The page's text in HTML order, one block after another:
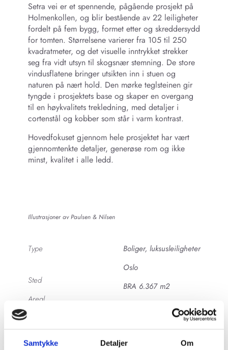
Samtykke Detaljer Om
Setra vei er et spennende, pågående prosjekt på
Holmenkollen, og blir bestående av 22 leiligheter
fordelt på fem bygg, formet etter og skreddersydd
for tomten. Størrelsene varierer fra 105 til 250
kvadratmeter, og det visuelle inntrykket strekker
seg fra vidt utsyn til skogsnær stemning. De store
vindusflatene bringer utsikten inn i stuen og
naturen på nært hold. Den mørke teglsteinen gir
tyngde i prosjektets base og skaper en overgang
til en høykvalitets trekledning, med detaljer i
cortenstål og kobber som står i varm kontrast.
Hovedfokuset gjennom hele prosjektet har vært
gjennomtenkte detaljer, generøse rom og ikke
minst, kvalitet i alle ledd.
Illustrasjoner av Paulsen & Nilsen
Type
Sted
Areal
Byggherre
Boliger, luksusleiligheter
Oslo
BRA 6.367 m2
Neptune Properties